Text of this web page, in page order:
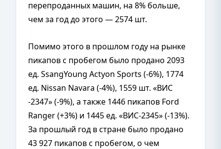
перепроданных машин, на 8% больше,
чем за год до этого — 2574 шт.
Помимо этого в прошлом году на рынке
пикапов с пробегом было продано 2093
ед. SsangYoung Actyon Sports (-6%), 1774
ед. Nissan Navara (-4%), 1559 шт. «ВИС
-2347» (-9%), а также 1446 пикапов Ford
Ranger (+3%) и 1445 ед. «ВИС-2345» (-13%).
За прошлый год в стране было продано
43 927 пикапов с пробегом, о чем